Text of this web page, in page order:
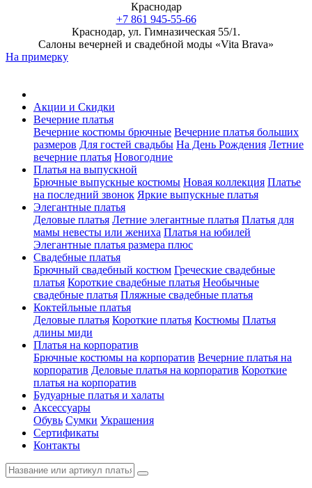
Краснодар
+7 861 945-55-66
Краснодар, ул. Гимназическая 55/1.
Салоны вечерней и свадебной моды «Vita Brava»
На примерку
Акции и Скидки
Вечерние платья
Вечерние костюмы брючные Вечерние платья больших
размеров Для гостей свадьбы На День Рождения Летние
вечерние платья Новогодние
Платья на выпускной
Брючные выпускные костюмы Новая коллекция Платье
на последний звонок Яркие выпускные платья
Элегантные платья
Деловые платья Летние элегантные платья Платья для
мамы невесты или жениха Платья на юбилей
Элегантные платья размера плюс
Свадебные платья
Брючный свадебный костюм Греческие свадебные
платья Короткие свадебные платья Необычные
свадебные платья Пляжные свадебные платья
Коктейльные платья
Деловые платья Короткие платья Костюмы Платья
длины миди
Платья на корпоратив
Брючные костюмы на корпоратив Вечерние платья на
корпоратив Деловые платья на корпоратив Короткие
платья на корпоратив
Будуарные платья и халаты
Аксессуары
Обувь Сумки Украшения
Сертификаты
Контакты